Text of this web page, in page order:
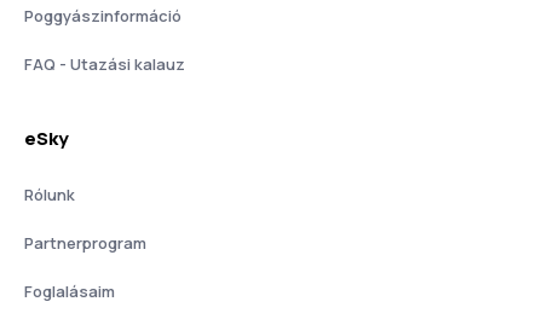
Poggyászinformáció
FAQ - Utazási kalauz
eSky
Rólunk
Partnerprogram
Foglalásaim